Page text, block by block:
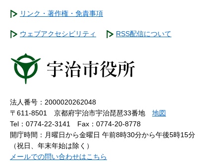
リンク・著作権・免責事項
ウェブアクセシビリティ RSS配信について
法人番号：2000020262048
〒611-8501 京都府宇治市宇治琵琶33番地 地図
Tel：0774-22-3141
Fax：0774-20-8778
開庁時間：月曜日から金曜日 午前8時30分から午後5時15分
（祝日、年末年始は除く）
メールでの問い合わせはこちら